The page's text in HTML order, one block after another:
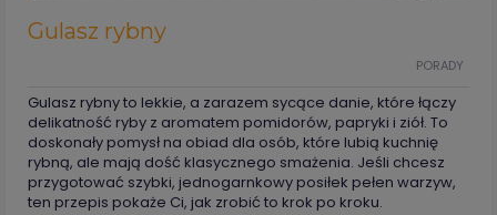
Gulasz rybny
PORADY
Gulasz rybny to lekkie, a zarazem sycące danie, które łączy
delikatność ryby z aromatem pomidorów, papryki i ziół. To
doskonały pomysł na obiad dla osób, które lubią kuchnię
rybną, ale mają dość klasycznego smażenia. Jeśli chcesz
przygotować szybki, jednogarnkowy posiłek pełen warzyw,
ten przepis pokaże Ci, jak zrobić to krok po kroku.